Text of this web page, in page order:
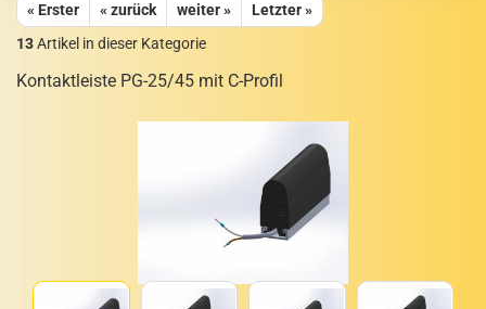
« Erster « zurück weiter »
Letzter »
13Artikel in dieser Kategorie
Kon­takt­leis­te PG-25/45 mit C-​Profil